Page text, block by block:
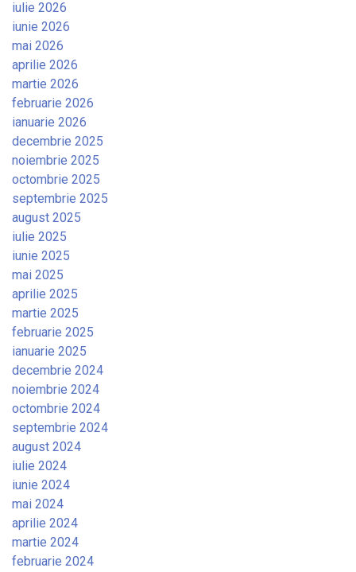
iulie 2026
iunie 2026
mai 2026
aprilie 2026
martie 2026
februarie 2026
ianuarie 2026
decembrie 2025
noiembrie 2025
octombrie 2025
septembrie 2025
august 2025
iulie 2025
iunie 2025
mai 2025
aprilie 2025
martie 2025
februarie 2025
ianuarie 2025
decembrie 2024
noiembrie 2024
octombrie 2024
septembrie 2024
august 2024
iulie 2024
iunie 2024
mai 2024
aprilie 2024
martie 2024
februarie 2024